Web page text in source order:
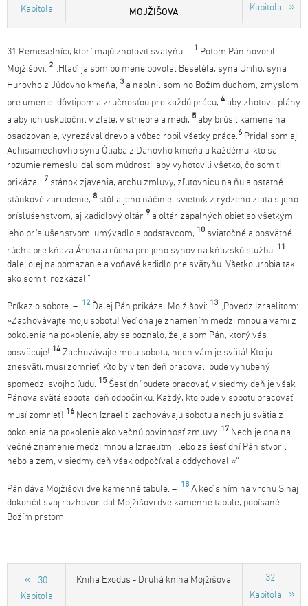
Kapitola
MOJŽIŠOVA
Kapitola
31 Remeselníci, ktorí majú zhotoviť svätyňu. – 1 Potom Pán hovoril
Mojžišovi: 2 „Hľaď, ja som po mene povolal Beseléla, syna Uriho, syna
Hurovho z Júdovho kmeňa, 3 a naplnil som ho Božím duchom, zmyslom
pre umenie, dôvtipom a zručnosťou pre každú prácu, 4aby zhotovil plány
a aby ich uskutočnil v zlate, v striebre a medi, 5 aby brúsil kamene na
osadzovanie, vyrezával drevo a vôbec robil všetky práce.6 Pridal som aj
Achisamechovho syna Óliaba z Danovho kmeňa a každému, kto sa
rozumie remeslu, dal som múdrosti, aby vyhotovili všetko, čo som ti
prikázal: 7 stánok zjavenia, archu zmluvy, zľutovnicu na ňu a ostatné
stánkové zariadenie, 8 stôl a jeho náčinie, svietnik z rýdzeho zlata s jeho
príslušenstvom, aj kadidlový oltár 9 a oltár zápalných obiet so všetkým
jeho príslušenstvom, umývadlo s podstavcom, 10 sviatočné a posvätné
rúcha pre kňaza Árona a rúcha pre jeho synov na kňazskú službu, 11
ďalej olej na pomazanie a voňavé kadidlo pre svätyňu. Všetko urobia tak,
ako som ti rozkázal.“
Príkaz o sobote. – 12 Ďalej Pán prikázal Mojžišovi: 13 „Povedz Izraelitom:
»Zachovávajte moju sobotu! Veď ona je znamením medzi mnou a vami z
pokolenia na pokolenie, aby sa poznalo, že ja som Pán, ktorý vás
posväcuje! 14Zachovávajte moju sobotu, nech vám je svätá! Kto ju
znesvätí, musí zomrieť. Kto by v ten deň pracoval, bude vyhubený
spomedzi svojho ľudu. 15 Šesť dní budete pracovať, v siedmy deň je však
Pánova svätá sobota, deň odpočinku. Každý, kto bude v sobotu pracovať,
musí zomrieť! 16 Nech Izraeliti zachovávajú sobotu a nech ju svätia z
pokolenia na pokolenie ako večnú povinnosť zmluvy. 17 Nech je ona na
večné znamenie medzi mnou a Izraelitmi, lebo za šesť dní Pán stvoril
nebo a zem, v siedmy deň však odpočíval a oddychoval.«“
Pán dáva Mojžišovi dve kamenné tabule. – 18 A keď s ním na vrchu Sinaj
dokončil svoj rozhovor, dal Mojžišovi dve kamenné tabule, popísané
Božím prstom.
30.
Kapitola
Kniha Exodus - Druhá kniha Mojžišova
32.
Kapitola